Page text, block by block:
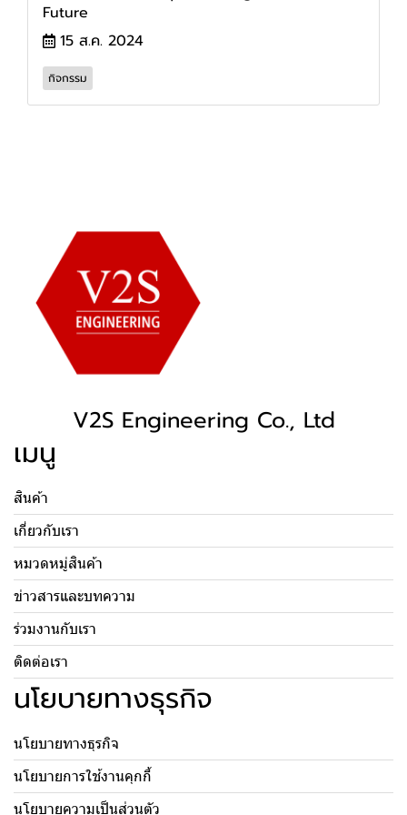
Future
15 ส.ค. 2024
กิจกรรม
V2S Engineering Co., Ltd
เมนู
สินค้า
เกี่ยวกับเรา
หมวดหมู่สินค้า
ข่าวสารและบทความ
ร่วมงานกับเรา
ติดต่อเรา
นโยบายทางธุรกิจ
นโยบายทางธุรกิจ
นโยบายการใช้งานคุกกี้
นโยบายความเป็นส่วนตัว